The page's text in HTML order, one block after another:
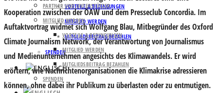
VORTEILE & BEDINGUNGEN
MITGLIED WERDEN
MITGLIEDSBEITRAG BEZAHLEN
SPENDEN
PARTNER UND UNTERSTÜTZER
MITGLIED WERDEN
VORTEILE & BEDINGUNGEN
MITGLIED WERDEN
MITGLIEDSBEITRAG BEZAHLEN
SPENDEN
Kooperation zwischen der ÖAW und dem Presseclub Concordia. Im
Auftaktvortrag widmet sich Wolfgang Blau, Mitbegründer des Oxford
Climate Journalism Network, der Verantwortung von Journalismus
und Medienunternehmen angesichts des Klimawandels. Er wird
erörtern, wie Nachrichtenorganisationen die Klimakrise adressieren
können, ohne dabei ihr Publikum zu überlasten oder zu entmutigen.